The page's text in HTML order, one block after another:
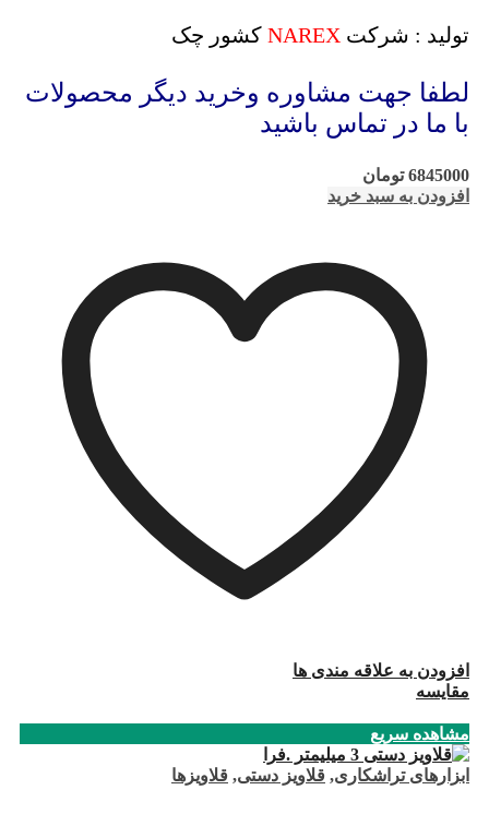
تولید : شرکت NAREX کشور چک
لطفا جهت مشاوره وخرید دیگر محصولات
با ما در تماس باشید
6845000 تومان
افزودن به سبد خرید
افزودن به علاقه مندی ها
مقایسه
مشاهده سریع
ابزارهای تراشکاری, قلاویز دستی, قلاویزها